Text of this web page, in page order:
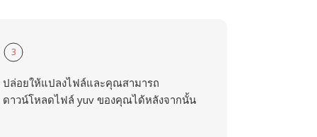
3
ปล่อยให้แปลงไฟล์และคุณสามารถ
ดาวน์โหลดไฟล์ yuv ของคุณได้หลังจากนั้น